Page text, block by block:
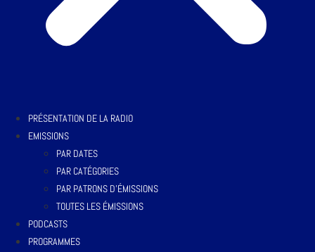
PRÉSENTATION DE LA RADIO
EMISSIONS
PAR DATES
PAR CATÉGORIES
PAR PATRONS D’ÉMISSIONS
TOUTES LES ÉMISSIONS
PODCASTS
PROGRAMMES